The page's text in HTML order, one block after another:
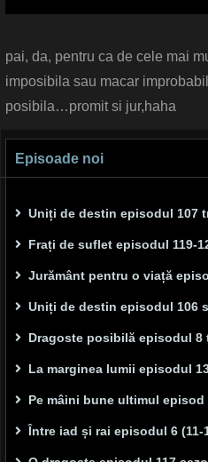
pai, da, pentru ca de cele mai
imposibila sau macar
posibila…promit si jur,haha
Episoade noi
Uniți de destin episodul 107
Frați de suflet episodul 119-
Jurământ pentru o viață
Uniți de destin episodul 106
Dragoste posibilă episodul 8
La marginea lumii episodul
Pe mâini bune ultimul episod
Între iad și rai episodul 6